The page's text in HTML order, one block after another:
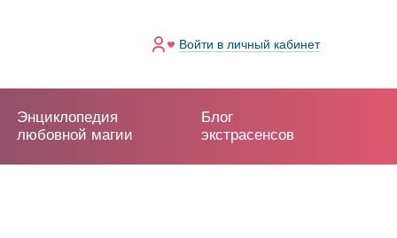
Войти в личный кабинет
Энциклопедия
любовной магии
Блог
экстрасенсов